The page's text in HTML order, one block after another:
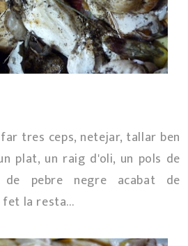
tres ceps, netejar, tallar ben
plat, un raig d'oli, un pols de
pebre negre acabat de
fet la resta...